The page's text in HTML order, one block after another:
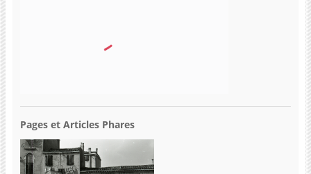
Pages et Articles Phares